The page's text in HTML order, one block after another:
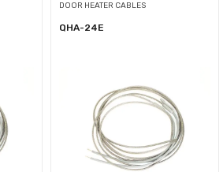
DOOR HEATER CABLES
QHA-24E